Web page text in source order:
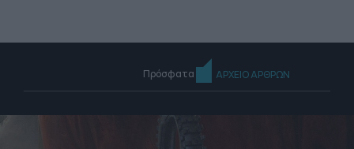
Πρόσφατα ΑΡΧΕΙΟ ΑΡΘΡΩΝ